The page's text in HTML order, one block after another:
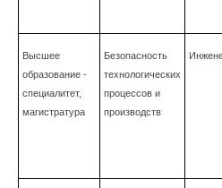
Высшее
образование -
специалитет,
магистратура
Безопасность
технологических
процессов и
производств